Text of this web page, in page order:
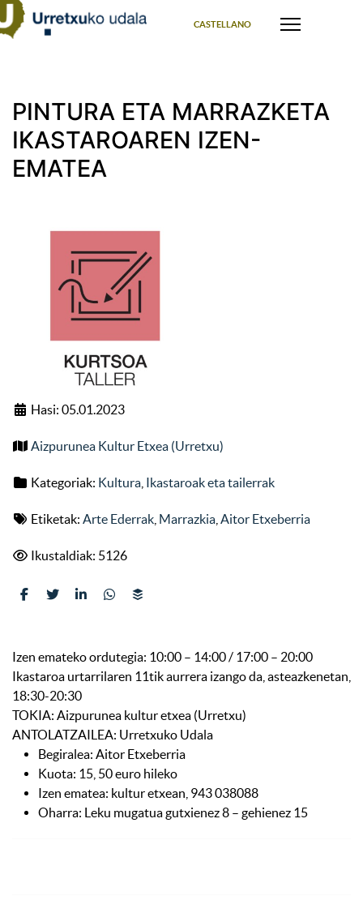
CASTELLANO
PINTURA ETA MARRAZKETA
IKASTAROAREN IZEN-
EMATEA
Hasi: 05.01.2023
Aizpurunea Kultur Etxea (Urretxu)
Kategoriak: Kultura Ikastaroak eta tailerrak
Etiketak: Arte Ederrak Marrazkia Aitor Etxeberria
Ikustaldiak: 5126
Izen emateko ordutegia: 10:00 – 14:00 / 17:00 – 20:00
Ikastaroa urtarrilaren 11tik aurrera izango da, asteazkenetan,
18:30-20:30
TOKIA: Aizpurunea kultur etxea (Urretxu)
ANTOLATZAILEA: Urretxuko Udala
Begiralea: Aitor Etxeberria
Kuota: 15, 50 euro hileko
Izen ematea: kultur etxean, 943 038088
Oharra: Leku mugatua gutxienez 8 – gehienez 15